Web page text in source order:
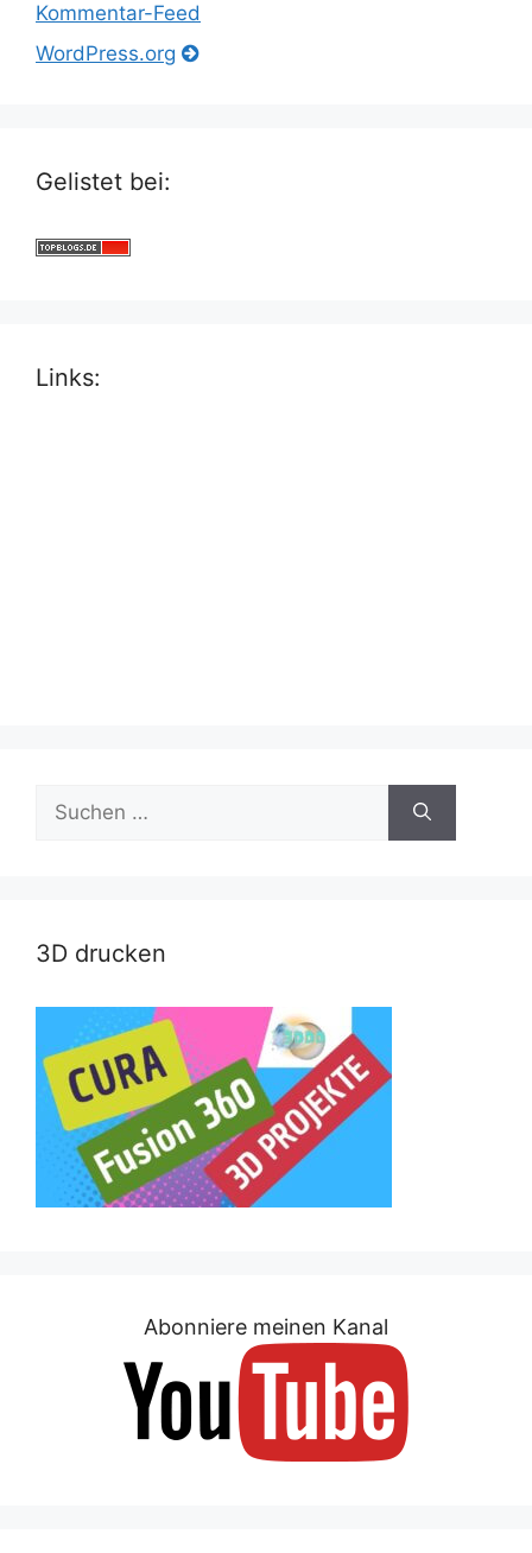
Kommentar-Feed
WordPress.org
Gelistet bei:
Links:
Suche
nach:
3D drucken
Abonniere meinen Kanal